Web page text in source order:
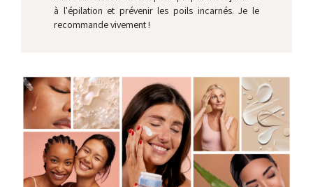
à l'épilation et prévenir les poils incarnés. Je le
recommande vivement !